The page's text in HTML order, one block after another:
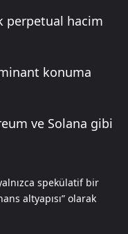
perpetual hacim
konuma
ve Solana gibi
spekülatif bir
altyapısı” olarak